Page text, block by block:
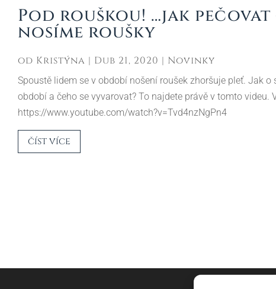
Pod rouškou! …jak
nosíme roušky
od Kristýna | Dub 21, 2020 | Novinky
Spoustě lidem se v období nošení roušek zhoršuje pleť. Jak
období a čeho se vyvarovat? To najdete právě v tomto videu.
https://www.youtube.com/watch?v=Tvd4nzNgPn4
číst více